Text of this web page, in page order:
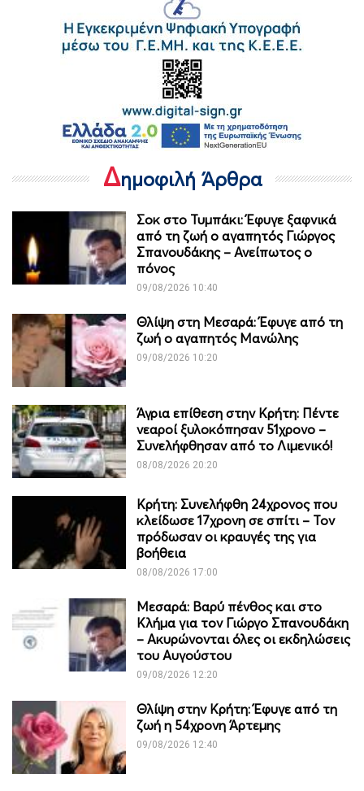
Δημοφιλή Άρθρα
Σοκ στο Τυμπάκι: Έφυγε ξαφνικά
από τη ζωή ο αγαπητός Γιώργος
Σπανουδάκης – Ανείπωτος ο
πόνος
09/08/2026 10:40
Θλίψη στη Μεσαρά: Έφυγε από τη
ζωή ο αγαπητός Μανώλης
09/08/2026 10:20
Άγρια επίθεση στην Κρήτη: Πέντε
νεαροί ξυλοκόπησαν 51χρονο –
Συνελήφθησαν από το Λιμενικό!
08/08/2026 20:20
Κρήτη: Συνελήφθη 24χρονος που
κλείδωσε 17χρονη σε σπίτι – Τον
πρόδωσαν οι κραυγές της για
βοήθεια
08/08/2026 17:00
Μεσαρά: Βαρύ πένθος και στο
Κλήμα για τον Γιώργο Σπανουδάκη
– Ακυρώνονται όλες οι εκδηλώσεις
του Αυγούστου
09/08/2026 12:20
Θλίψη στην Κρήτη: Έφυγε από τη
ζωή η 54χρονη Άρτεμης
09/08/2026 12:40